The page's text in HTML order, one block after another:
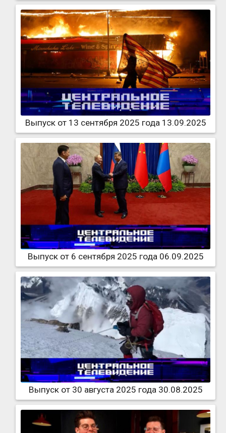
Выпуск от 13 сентября 2025 года 13.09.2025
Выпуск от 6 сентября 2025 года 06.09.2025
Выпуск от 30 августа 2025 года 30.08.2025